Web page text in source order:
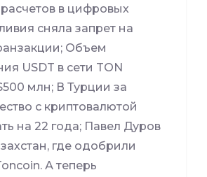
в цифровых
сняла запрет на
Объем
USDT в сети TON
млн; В Турции за
с криптовалютой
на 22 года; Павел Дуров
где одобрили
А теперь